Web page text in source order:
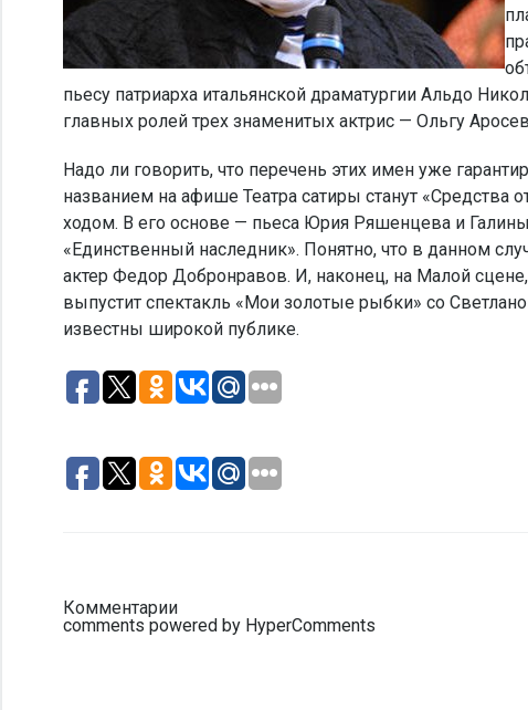
пьесу патриарха итальянской драматургии Альдо
главных ролей трех знаменитых актрис — Ольгу
Надо ли говорить, что перечень этих имен уже
названием на афише Театра сатиры станут «Средства
ходом. В его основе — пьеса Юрия Ряшенцева и
«Единственный наследник». Понятно, что в данном
актер Федор Добронравов. И, наконец, на Малой
выпустит спектакль «Мои золотые рыбки» со
известны широкой публике.
Комментарии
comments powered by HyperComments